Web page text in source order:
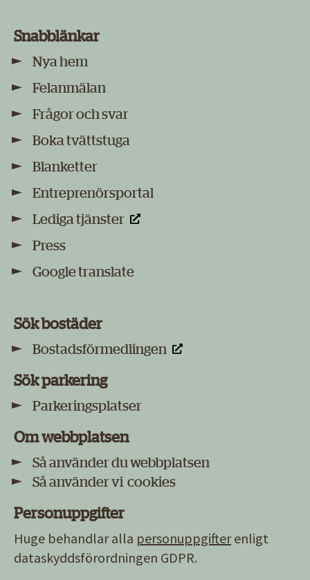
Snabblänkar
Nya hem
Felanmälan
Frågor och svar
Boka tvättstuga
Blanketter
Entreprenörsportal
Lediga tjänster
Press
Google translate
Sök bostäder
Bostadsförmedlingen
Sök parkering
Parkeringsplatser
Om webbplatsen
Så använder du webbplatsen
Så använder vi cookies
Personuppgifter
Huge behandlar alla personuppgifterenligt
dataskyddsförordningen GDPR.